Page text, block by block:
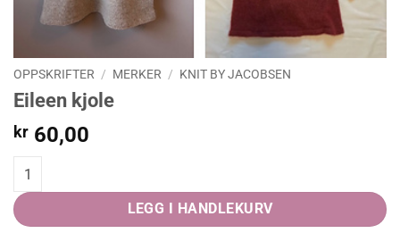
OPPSKRIFTER / MERKER / KNIT BY JACOBSEN
Eileen kjole
kr 60,00
Eileen kjole quantity
LEGG I HANDLEKURV